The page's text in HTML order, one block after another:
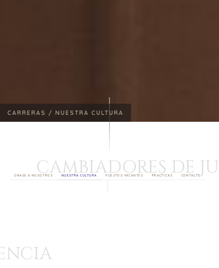
CARRERAS / NUESTRA CULTURA
CAMBIADORES DE
ÚNASE A NOSOTROS NUESTRA CULTURA PUESTOS VACANTES PRACTICAS CONTACTO